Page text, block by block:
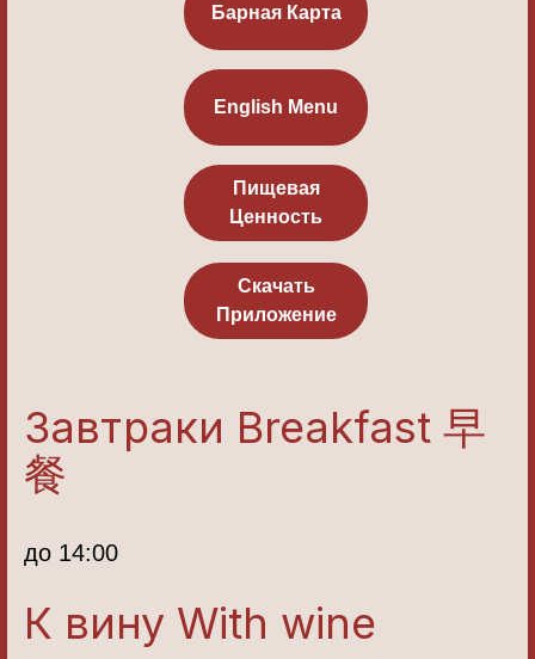
Пищевая
Ценность
Скачать
Приложение
Барная Карта
English Menu
Завтраки Breakfast 早
餐
до 14:00
К вину With wine